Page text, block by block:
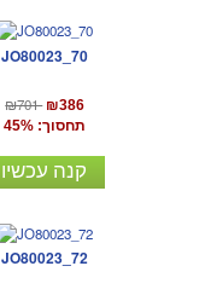
JO80023_70
₪701 ₪386
תחסוך: 45%
קנה עכשיו
JO80023_72